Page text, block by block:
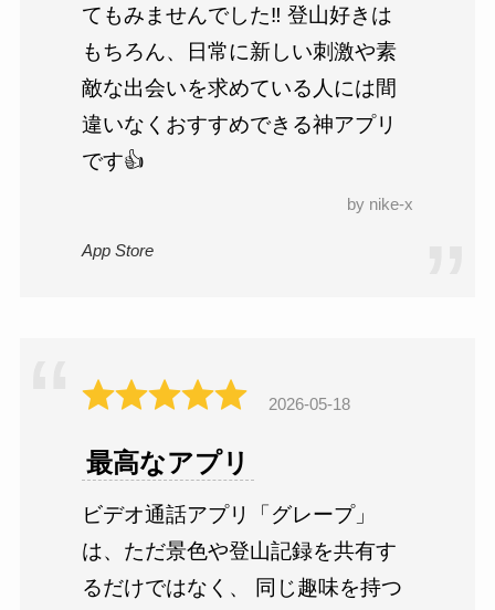
てもみませんでした‼️ 登山好きは
もちろん、日常に新しい刺激や素
敵な出会いを求めている人には間
違いなくおすすめできる神アプリ
です👍
by nike-x
App Store
2026-05-18
最高なアプリ
ビデオ通話アプリ「グレープ」
は、ただ景色や登山記録を共有す
るだけではなく、 同じ趣味を持つ